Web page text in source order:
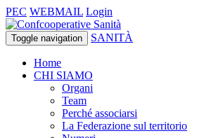
PEC WEBMAIL Login
Toggle navigation SANITÀ
Home
CHI SIAMO
Organi
Team
Perché associarsi
La Federazione sul territorio